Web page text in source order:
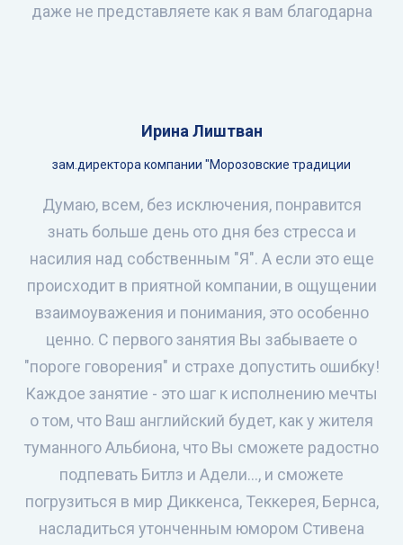
даже не представляете как я вам благодарна
Ирина Лиштван
зам.директора компании "Морозовские традиции
Думаю, всем, без исключения, понравится
знать больше день ото дня без стресса и
насилия над собственным "Я". А если это еще
происходит в приятной компании, в ощущении
взаимоуважения и понимания, это особенно
ценно. С первого занятия Вы забываете о
"пороге говорения" и страхе допустить ошибку!
Каждое занятие - это шаг к исполнению мечты
о том, что Ваш английский будет, как у жителя
туманного Альбиона, что Вы сможете радостно
подпевать Битлз и Адели..., и сможете
погрузиться в мир Диккенса, Теккерея, Бернса,
насладиться утонченным юмором Стивена